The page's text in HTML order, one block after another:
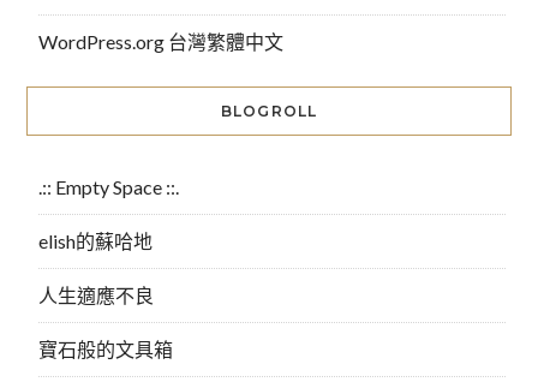
WordPress.org 台灣繁體中文
BLOGROLL
.:: Empty Space ::.
elish的蘇哈地
人生適應不良
寶石般的文具箱